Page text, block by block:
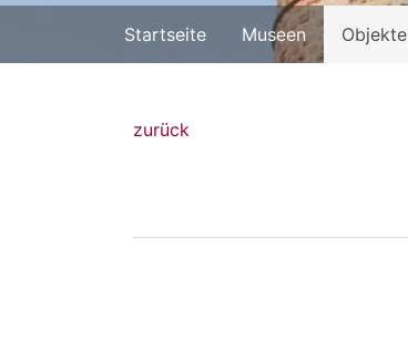
Startseite Museen Objekte
zurück